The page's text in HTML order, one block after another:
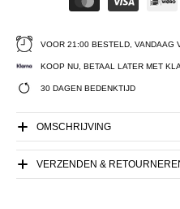
VOOR 21:00 BESTELD, VANDAAG
KOOP NU, BETAAL LATER MET
30 DAGEN BEDENKTIJD
OMSCHRIJVING
VERZENDEN &